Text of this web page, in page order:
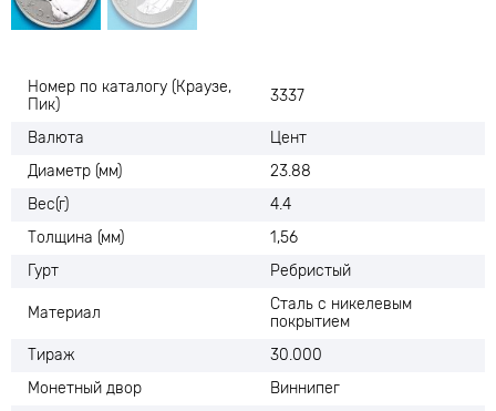
Номер по каталогу (Краузе,
Пик)
3337
Валюта
Цент
Диаметр (мм)
23.88
Вес(г)
4.4
Толщина (мм)
1,56
Гурт
Ребристый
Материал
Сталь с никелевым
покрытием
Тираж
30.000
Монетный двор
Виннипег